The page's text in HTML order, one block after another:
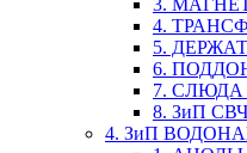
3.
4.
5.
6.
7. СЛЮДА
8. ЗиП
4. ЗиП